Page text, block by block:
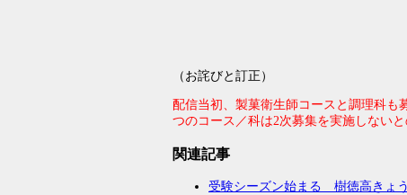
（お詫びと訂正）
配信当初、製菓衛生師コースと調理科も
つのコース／科は2次募集を実施しない
関連記事
受験シーズン始まる 樹徳高きょ